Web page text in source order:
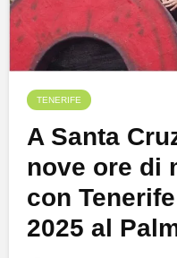
TENERIFE
A Santa
nove ore di
con
2025 al